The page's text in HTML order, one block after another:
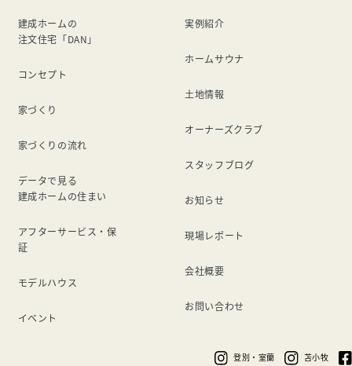
建成ホームの
注文住宅「DAN」
コンセプト
家づくり
家づくりの流れ
データで見る
建成ホームの住まい
アフターサービス・保
証
モデルハウス
イベント
実例紹介
ホームサウナ
土地情報
オーナーズクラブ
スタッフブログ
お知らせ
現場レポート
会社概要
お問い合わせ
登別・室蘭 苫小牧